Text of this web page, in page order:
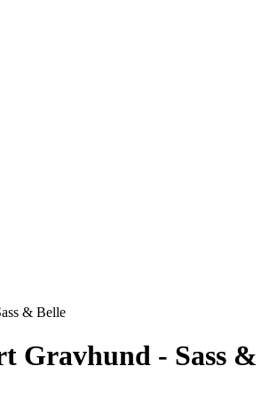
& Belle
Gravhund - Sass &